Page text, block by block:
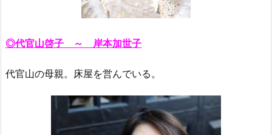
◎代官山啓子 ～ 岸本加世子
代官山の母親。床屋を営んでいる。